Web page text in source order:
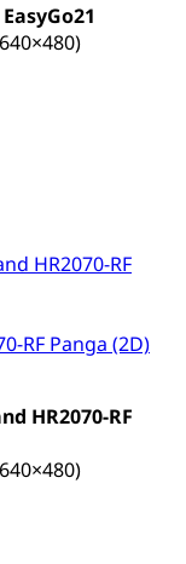
RF Panga (2D)
HR2070-RF